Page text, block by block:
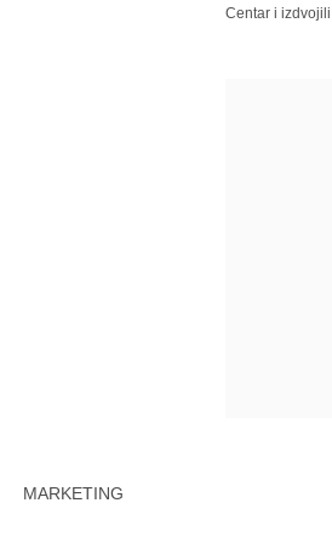
Centar i
MARKETING